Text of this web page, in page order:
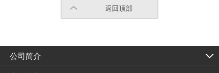
返回顶部
公司简介